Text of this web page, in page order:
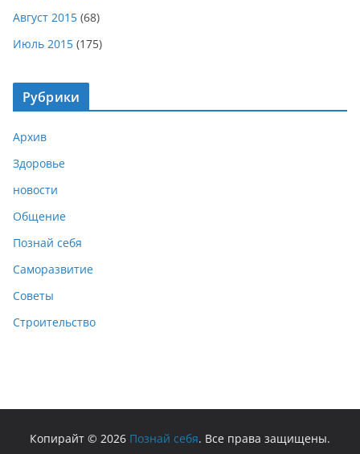
Август 2015 (68)
Июль 2015 (175)
Рубрики
Архив
Здоровье
новости
Общение
Познай себя
Саморазвитие
Советы
Строительство
Копирайт © 2026 Познай себя. Все права защищены.